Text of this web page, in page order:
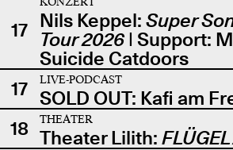
17 Nils Keppel: Super
Tour 2026| Support:
Suicide Catdoors
17
LIVE-PODCAST
SOLD OUT: Kafi am
18
THEATER
Theater Lilith: